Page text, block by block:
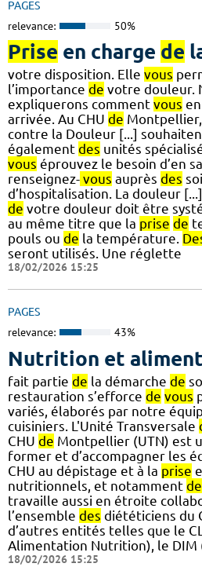
PAGES
relevance: 50%
Prise en charge de
votre disposition. Elle vous
l’importance de votre douleur.
expliquerons comment vous
arrivée. Au CHU de
contre la Douleur [...]
également des unités
vous éprouvez le besoin d’en
renseignez- vous auprès des
d’hospitalisation. La douleur
de votre douleur doit être
au même titre que la prise de
pouls ou de la température.
seront utilisés. Une réglette
18/02/2026 15:25
PAGES
relevance: 43%
Nutrition et
fait partie de la démarche de
restauration s’efforce de vous
variés, élaborés par notre
cuisiniers. L'Unité Transversale
CHU de Montpellier (UTN) est
former et d’accompagner les
CHU au dépistage et à la prise
nutritionnels, et notamment de
travaille aussi en étroite
l’ensemble des diététiciens du
d’autres entités telles que le
Alimentation Nutrition), le DIM
18/02/2026 15:25